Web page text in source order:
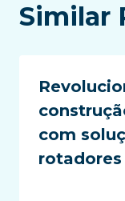
Similar
com